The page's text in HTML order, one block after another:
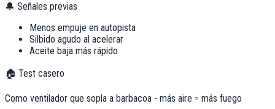
🔔 Señales previas
Menos empuje en autopista
Silbido agudo al acelerar
Aceite baja más rápido
🏠 Test casero
Como ventilador que sopla a barbacoa - más aire = más fuego